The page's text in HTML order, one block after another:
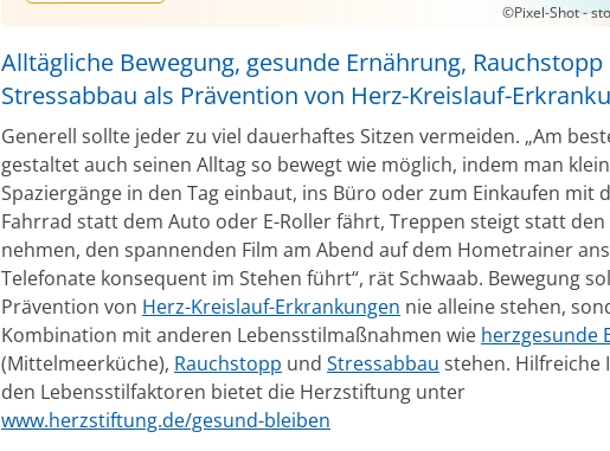
©Pixel-Shot -
Alltägliche Bewegung, gesunde Ernährung,
Stressabbau als Prävention von Herz-Kreislauf-
Generell sollte jeder zu viel dauerhaftes Sitzen vermeiden. „Am
gestaltet auch seinen Alltag so bewegt wie möglich, indem man
Spaziergänge in den Tag einbaut, ins Büro oder zum Einkaufen mit
Fahrrad statt dem Auto oder E-Roller fährt, Treppen steigt statt den
nehmen, den spannenden Film am Abend auf dem Hometrainer
Telefonate konsequent im Stehen führt“, rät Schwaab. Bewegung
Prävention von Herz-Kreislauf-Erkrankungen nie alleine stehen,
Kombination mit anderen Lebensstilmaßnahmen wie herzgesunde
(Mittelmeerküche), Rauchstopp und Stressabbau stehen. Hilfreiche
den Lebensstilfaktoren bietet die Herzstiftung unter
www.herzstiftung.de/gesund-bleiben